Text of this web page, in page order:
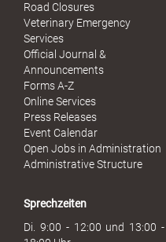
s
u
Road Closures
Veterinary Emergency
Services
Official Journal &
Announcements
Forms A-Z
Online Services
Press Releases
Event Calendar
Open Jobs in Administration
Administrative Structure
Sprechzeiten
Di. 9:00 - 12:00 und 13:00 -